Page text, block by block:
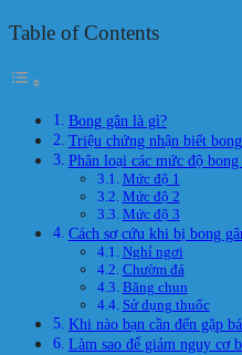
Table of Contents
Bong gân là gì?
Triệu chứng nhận biết
Phân loại các mức độ bong
Mức độ 1
Mức độ 2
Mức độ 3
Cách sơ cứu khi bị bong
Nghỉ ngơi
Chườm đá
Băng chun
Sử dụng thuốc
Khi nào bạn cần đến gặp
Làm sao để giảm nguy cơ